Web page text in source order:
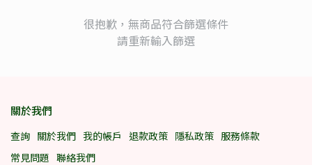
很抱歉，無商品符合篩選條件
請重新輸入篩選
關於我們
查詢 關於我們 我的帳戶 退款政策 隱私政策 服務條款
常見問題 聯絡我們